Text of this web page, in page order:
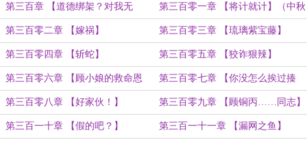
国庆快乐~）
第三百章 【道德绑架？对我无
效！】
第三百零一章 【将计就计】（中秋
快乐！）
第三百零二章 【嫁祸】 第三百零三章 【琉璃紫宝藤】
第三百零四章 【斩蛇】 第三百零五章 【狡诈狠辣】
第三百零六章 【顾小娘的救命恩
人？】
第三百零七章 【你没怎么挨过揍
吧？】
第三百零八章 【好家伙！】 第三百零九章 【顾铜丙……同志】
第三百一十章 【假的吧？】 第三百一十一章 【漏网之鱼】